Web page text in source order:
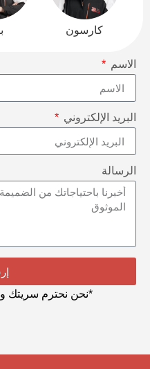
كارسون
الاسم
البريد الإلكتروني
الرسالة
*نحن نحترم سريتك